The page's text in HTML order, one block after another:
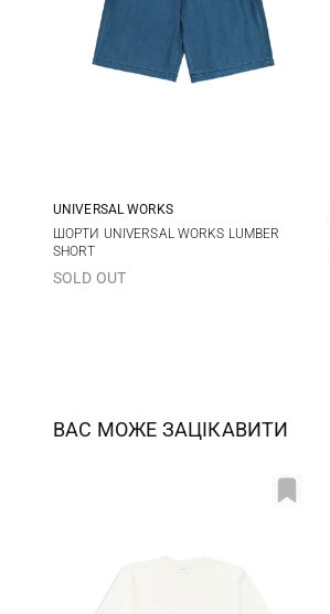
30 32 34 36
38
UNIVERSAL WORKS
ШОРТИ UNIVERSAL WORKS LUMBER
SHORT
SOLD OUT
ВАС МОЖЕ ЗАЦІКАВИТИ